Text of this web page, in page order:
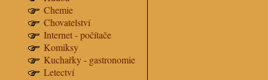
Chemie
Chovatelství
Internet - počítače
Komiksy
Kuchařky - gastronomie
Letectví